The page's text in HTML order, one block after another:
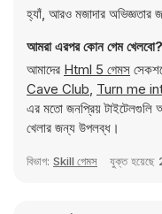
হ্যাঁ, আরও মজাদার
আমরা এরপর কোন গেম খেলবো?
আমাদের Html 5 গেমস
Cave Club, Turn me
এর মতো জনপ্রিয় টাইটেলগুলি
খেলার জন্য উপলব্ধ।
বিভাগ: Skill গেমস যুক্ত হয়েছে